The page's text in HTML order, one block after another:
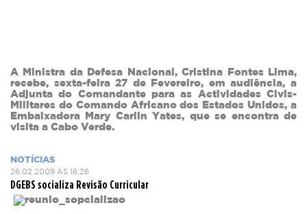
A Ministra da Defesa Nacional, Cristina Fontes Lima,
recebe, sexta-feira 27 de Fevereiro, emaudiência, a
Adjunta do Comandante para as Actividades Civis-
Militares do Comando Africano dos Estados Unidos, a
Embaixadora Mary Carlin Yates, que se encontra de
visita a Cabo Verde.
NOTÍCIAS
26.02.2009 ÀS 16:26
DGEBS socializa Revisão Curricular